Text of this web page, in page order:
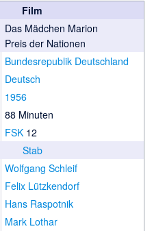
Film
Das Mädchen Marion
Preis der Nationen
Bundesrepublik Deutschland
Deutsch
1956
88 Minuten
FSK12
Stab
Wolfgang Schleif
Felix Lützkendorf
Hans Raspotnik
Mark Lothar